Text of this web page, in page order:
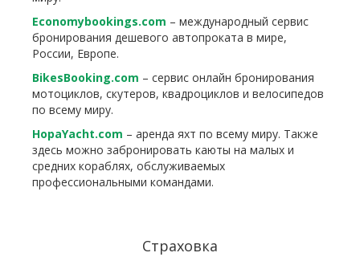
Economybookings.com – международный сервис
бронирования дешевого автопроката в мире,
России, Европе.
BikesBooking.com – сервис онлайн бронирования
мотоциклов, скутеров, квадроциклов и велосипедов
по всему миру.
HopaYacht.com – аренда яхт по всему миру. Также
здесь можно забронировать каюты на малых и
средних кораблях, обслуживаемых
профессиональными командами.
Страховка